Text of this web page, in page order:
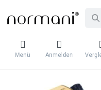
Menü Anmelden